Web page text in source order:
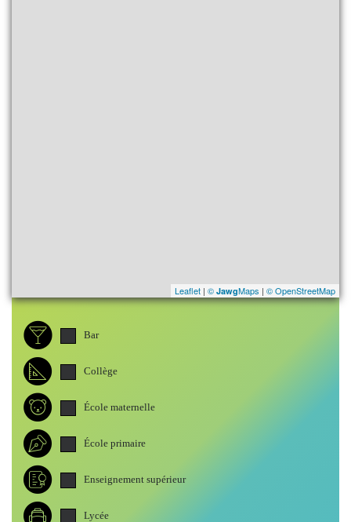
Leaflet | © JawgMaps | © OpenStreetMap
Bar
Collège
École maternelle
École primaire
Enseignement supérieur
Lycée